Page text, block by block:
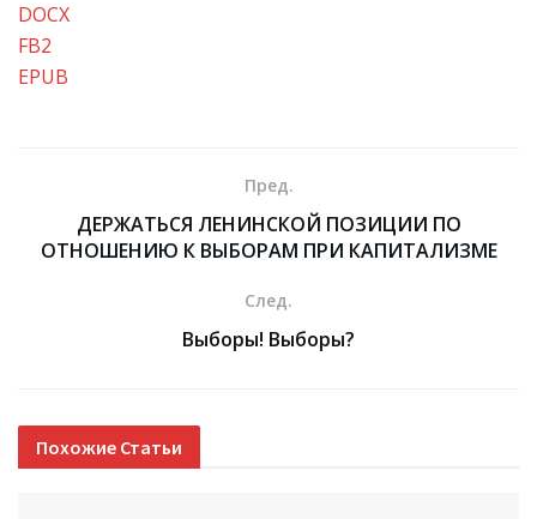
DOCX
FB2
EPUB
Пред.
ДЕРЖАТЬСЯ ЛЕНИНСКОЙ ПОЗИЦИИ ПО
ОТНОШЕНИЮ К ВЫБОРАМ ПРИ КАПИТАЛИЗМЕ
След.
Выборы! Выборы?
Похожие Статьи